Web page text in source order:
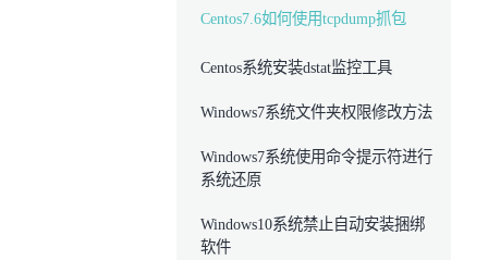
Centos7.6如何使用tcpdump抓包
Centos系统安装dstat监控工具
Windows7系统文件夹权限修改方法
Windows7系统使用命令提示符进行
系统还原
Windows10系统禁止自动安装捆绑
软件